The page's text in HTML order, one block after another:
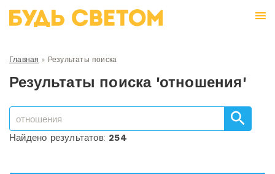
Главная » Результаты поиска
Результаты поиска 'отношения'
Найдено результатов: 254